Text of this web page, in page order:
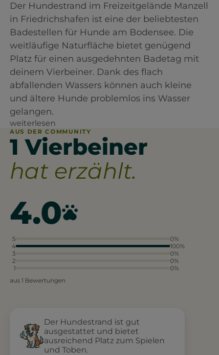
Der Hundestrand im Freizeitgelände Manzell
in Friedrichshafen ist eine der beliebtesten
Badestellen für Hunde am Bodensee. Die
weitläufige Naturfläche bietet genügend
Platz für einen ausgedehnten Badetag mit
deinem Vierbeiner. Dank des flach
abfallenden Wassers können auch kleine
und ältere Hunde problemlos ins Wasser
gelangen.
weiterlesen
AUS DER COMMUNITY
1 Vierbeiner
hat erzählt.
4.0
5
0%
4
100%
3
0%
2
0%
1
0%
aus 1 Bewertungen
Der Hundestrand ist gut
ausgestattet und bietet
ausreichend Platz zum Spielen
und Toben.